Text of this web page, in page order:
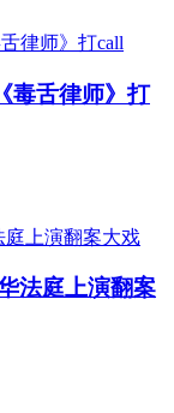
毒舌律师》打
法庭上演翻案